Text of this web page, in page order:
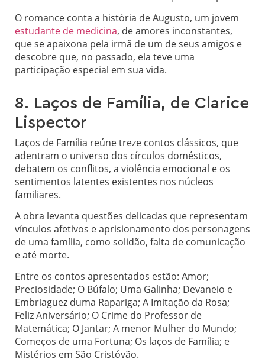
O romance conta a história de Augusto, um jovem
estudante de medicina, de amores inconstantes,
que se apaixona pela irmã de um de seus amigos e
descobre que, no passado, ela teve uma
participação especial em sua vida.
8. Laços de Família, de Clarice
Lispector
Laços de Família reúne treze contos clássicos, que
adentram o universo dos círculos domésticos,
debatem os conflitos, a violência emocional e os
sentimentos latentes existentes nos núcleos
familiares.
A obra levanta questões delicadas que representam
vínculos afetivos e aprisionamento dos personagens
de uma família, como solidão, falta de comunicação
e até morte.
Entre os contos apresentados estão: Amor;
Preciosidade; O Búfalo; Uma Galinha; Devaneio e
Embriaguez duma Rapariga; A Imitação da Rosa;
Feliz Aniversário; O Crime do Professor de
Matemática; O Jantar; A menor Mulher do Mundo;
Começos de uma Fortuna; Os laços de Família; e
Mistérios em São Cristóvão.